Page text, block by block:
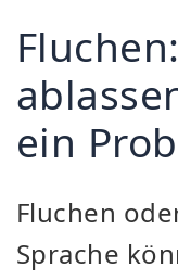
ein
Fluchen
Sprache